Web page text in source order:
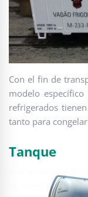
Con el fin de
modelo
refrigerados
tanto para
Tanque